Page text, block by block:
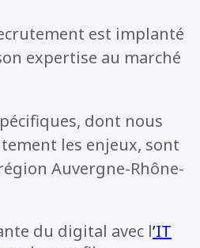
est implanté
expertise au marché
dont nous
les enjeux, sont
Auvergne-Rhône-
du digital avec l’IT